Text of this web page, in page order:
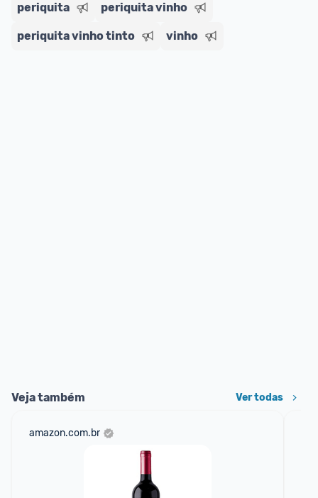
periquita
periquita vinho
periquita vinho tinto vinho
Veja também Ver todas
amazon.com.br